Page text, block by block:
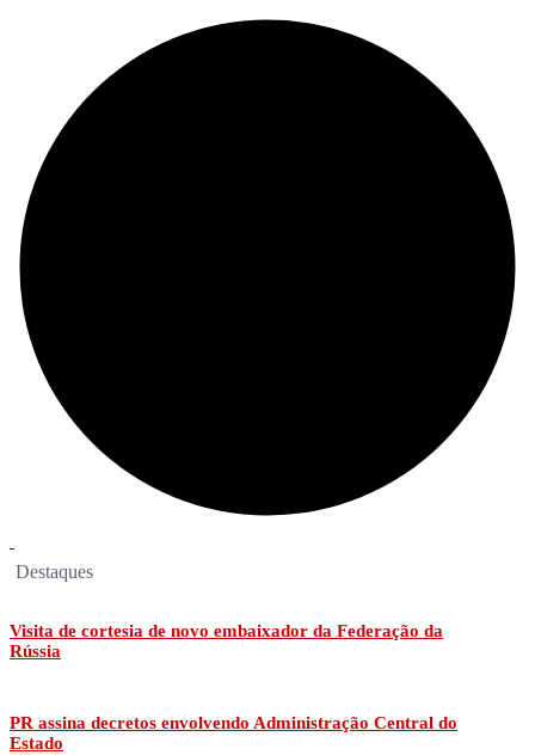
Destaques
Visita de cortesia de novo embaixador da Federação da
Rússia
PR assina decretos envolvendo Administração Central do
Estado